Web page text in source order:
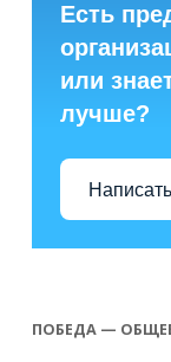
Есть
или
лучше?
ПОБЕДА —